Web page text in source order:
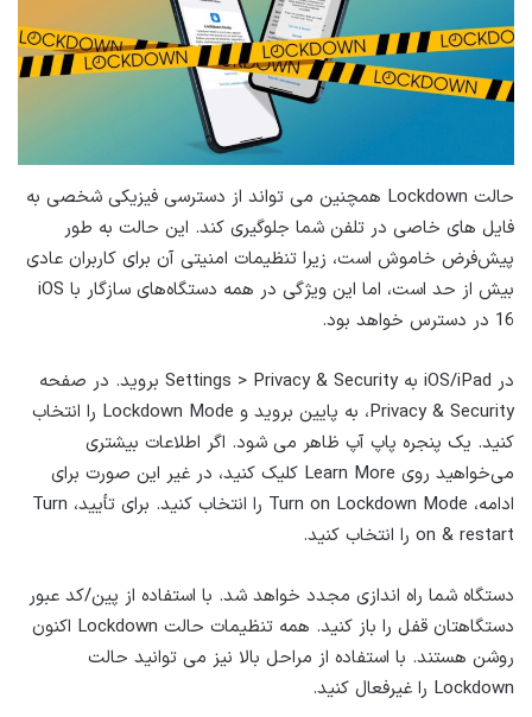
حالت Lockdown همچنین می تواند از دسترسی فیزیکی شخصی به
فایل های خاصی در تلفن شما جلوگیری کند. این حالت به طور
پیش‌فرض خاموش است، زیرا تنظیمات امنیتی آن برای کاربران عادی
بیش از حد است، اما این ویژگی در همه دستگاه‌های سازگار با iOS
16 در دسترس خواهد بود.
در iOS/iPad به Settings > Privacy & Security بروید. در صفحه
Privacy & Security، به پایین بروید و Lockdown Mode را انتخاب
کنید. یک پنجره پاپ آپ ظاهر می شود. اگر اطلاعات بیشتری
می‌خواهید روی Learn More کلیک کنید، در غیر این صورت برای
ادامه، Turn on Lockdown Mode را انتخاب کنید. برای تأیید، Turn
on & restart را انتخاب کنید.
دستگاه شما راه اندازی مجدد خواهد شد. با استفاده از پین/کد عبور
دستگاهتان قفل را باز کنید. همه تنظیمات حالت Lockdown اکنون
روشن هستند. با استفاده از مراحل بالا نیز می توانید حالت
Lockdown را غیرفعال کنید.